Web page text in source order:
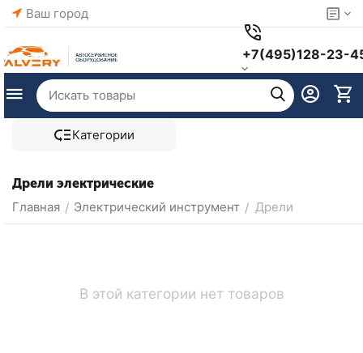
Ваш город
+7(495)128-23-
Категории
Дрели электрические
Главная / Электрический инструмент / Дрели
В этой категории нет товаров